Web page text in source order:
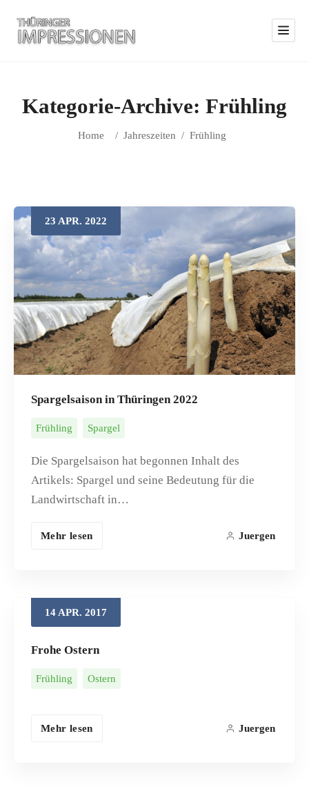
Kategorie-Archive: Frühling
Home / Jahreszeiten / Frühling
23 APR. 2022
Spargelsaison in Thüringen 2022
Frühling Spargel
Die Spargelsaison hat begonnen Inhalt des
Artikels: Spargel und seine Bedeutung für die
Landwirtschaft in…
Mehr lesen Juergen
14APR. 2017
Frohe Ostern
Frühling Ostern
Mehr lesen Juergen